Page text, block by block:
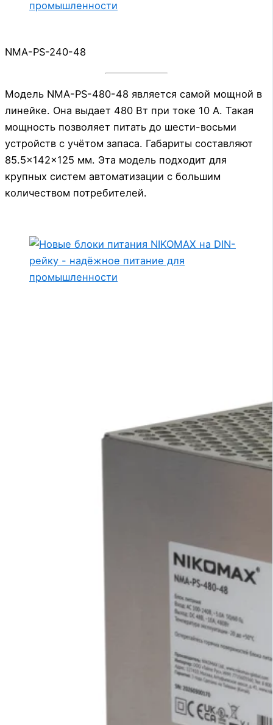
NMA-PS-240-48
Модель NMA-PS-480-48 является самой мощной в
линейке. Она выдает 480 Вт при токе 10 А. Такая
мощность позволяет питать до шести-восьми
устройств с учётом запаса. Габариты составляют
85.5×142×125 мм. Эта модель подходит для
крупных систем автоматизации с большим
количеством потребителей.